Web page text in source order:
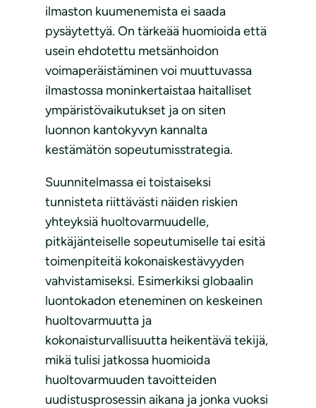
ilmaston kuumenemista ei saada
pysäytettyä. On tärkeää huomioida että
usein ehdotettu metsänhoidon
voimaperäistäminen voi muuttuvassa
ilmastossa moninkertaistaa haitalliset
ympäristövaikutukset ja on siten
luonnon kantokyvyn kannalta
kestämätön sopeutumisstrategia.
Suunnitelmassa ei toistaiseksi
tunnisteta riittävästi näiden riskien
yhteyksiä huoltovarmuudelle,
pitkäjänteiselle sopeutumiselle tai esitä
toimenpiteitä kokonaiskestävyyden
vahvistamiseksi. Esimerkiksi globaalin
luontokadon eteneminen on keskeinen
huoltovarmuutta ja
kokonaisturvallisuutta heikentävä tekijä,
mikä tulisi jatkossa huomioida
huoltovarmuuden tavoitteiden
uudistusprosessin aikana ja jonka vuoksi